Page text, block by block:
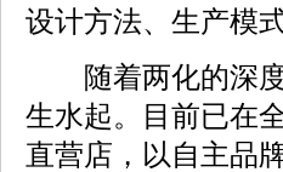
设计方法、生产模
随着两化的深度
生水起。目前已在
直营店，以自主品